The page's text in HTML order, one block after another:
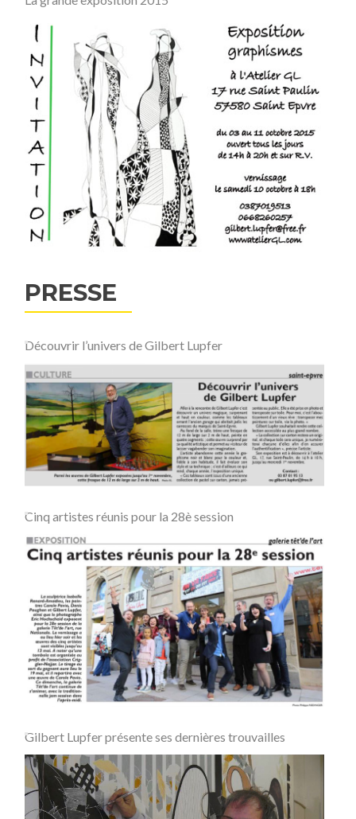
PRESSE
Découvrir l’univers de Gilbert Lupfer
Cinq artistes réunis pour la 28è session
Gilbert Lupfer présente ses dernières trouvailles